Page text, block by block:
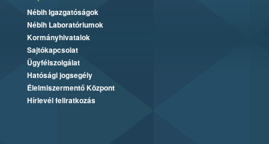
Nébih Igazgatóságok
Nébih Laboratóriumok
Kormányhivatalok
Sajtókapcsolat
Ügyfélszolgálat
Hatósági jogsegély
Élelmiszermentő Központ
Hírlevél feliratkozás